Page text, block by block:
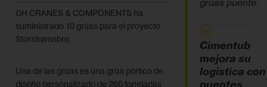
GH CRANES & COMPONENTS ha
suministrado 10 grúas para el proyecto
Storstrømsbro.
Una de las grúas es una grúa pórtico de
grúas puente.
Cimentub
mejora su
logística con